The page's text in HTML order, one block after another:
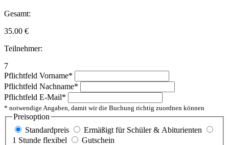
Gesamt:
35.00 €
Teilnehmer:
7
Pflichtfeld Vorname*
Pflichtfeld Nachname*
Pflichtfeld E-Mail*
* notwendige Angaben, damit wir die Buchung richtig zuordnen können
Preisoption
Standardpreis
Ermäßigt für Schüler & Abiturienten
1 Stunde flexibel
Gutschein